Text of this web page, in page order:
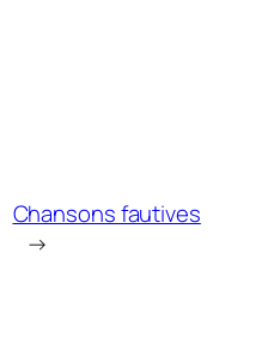
Chansons fautives
→